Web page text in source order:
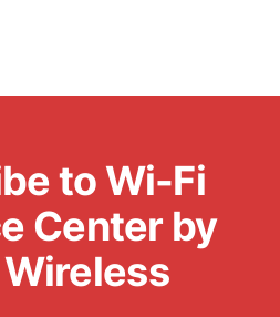
to Wi-Fi
Center by